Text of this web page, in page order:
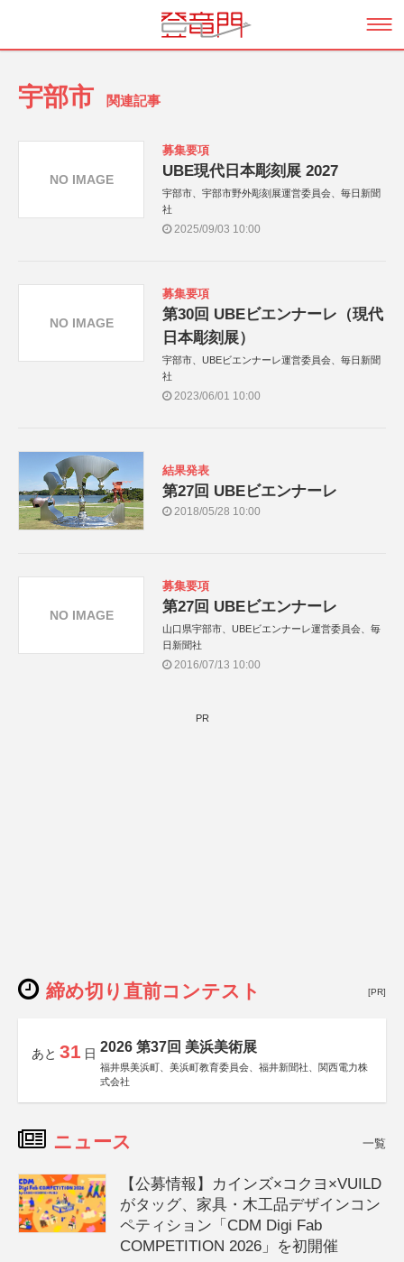
宇部市 関連記事
募集要項
UBE現代日本彫刻展 2027
宇部市、宇部市野外彫刻展運営委員会、毎日新聞
社
2025/09/03 10:00
NO IMAGE
募集要項
第30回 UBEビエンナーレ（現代
日本彫刻展）
宇部市、UBEビエンナーレ運営委員会、毎日新聞
社
2023/06/01 10:00
NO IMAGE
結果発表
第27回 UBEビエンナーレ
2018/05/28 10:00
募集要項
第27回 UBEビエンナーレ
山口県宇部市、UBEビエンナーレ運営委員会、毎
日新聞社
2016/07/13 10:00
NO IMAGE
PR
締め切り直前コンテスト [PR]
あと 31 日 2026 第37回 美浜美術展
福井県美浜町、美浜町教育委員会、福井新聞社、関西電力株
式会社
ニュース 一覧
【公募情報】カインズ×コクヨ×VUILD
がタッグ、家具・木工品デザインコン
ペティション「CDM Digi Fab
COMPETITION 2026」を初開催